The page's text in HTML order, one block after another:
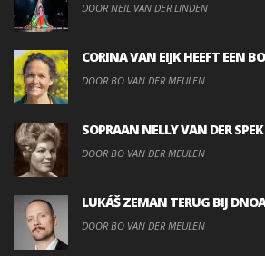
DOOR NEIL VAN DER LINDEN
CORINA VAN EIJK HEEFT EEN
DOOR BO VAN DER MEULEN
SOPRAAN NELLY VAN DER
DOOR BO VAN DER MEULEN
LUKÁŠ ZEMAN TERUG BIJ
DOOR BO VAN DER MEULEN